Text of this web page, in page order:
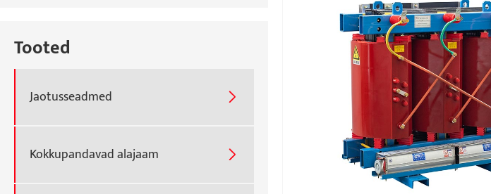
Tooted
Jaotusseadmed 
Kokkupandavad alajaam 